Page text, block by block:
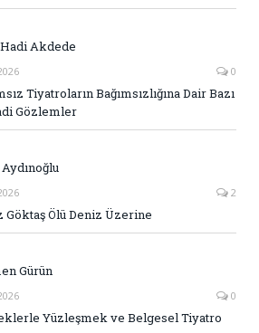
Akdede
0
Tiyatroların Bağımsızlığına Dair Bazı
Gözlemler
2
Göktaş Ölü Deniz Üzerine
Gürün
0
Yüzleşmek ve Belgesel Tiyatro